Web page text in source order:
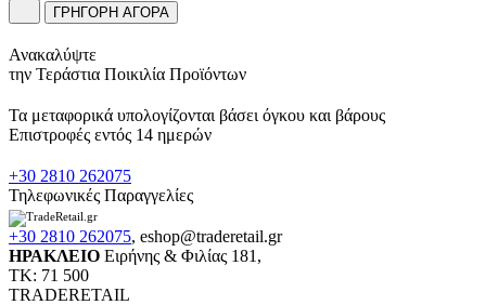
ΓΡΗΓΟΡΗ ΑΓΟΡΑ
Ανακαλύψτε
την Τεράστια Ποικιλία Προϊόντων
Τα μεταφορικά υπολογίζονται βάσει όγκου και βάρους
Επιστροφές εντός 14 ημερών
+30 2810 262075
Τηλεφωνικές Παραγγελίες
+30 2810 262075, eshop@traderetail.gr
ΗΡΑΚΛΕΙΟ Ειρήνης & Φιλίας 181,
ΤΚ: 71 500
TRADERETAIL